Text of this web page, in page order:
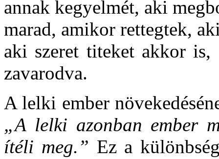
annak kegyelmét, aki
marad, amikor rettegtek,
aki szeret titeket akkor
zavarodva.
A lelki ember
„A lelki azonban ember
ítéli meg.” Ez a